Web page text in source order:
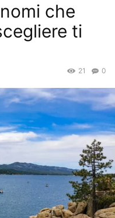
che
ti
0
21